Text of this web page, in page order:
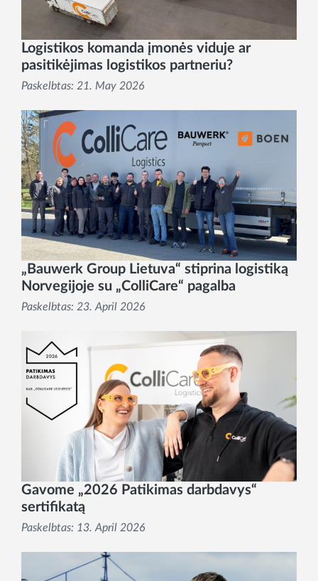
Logistikos komanda įmonės viduje ar
pasitikėjimas logistikos partneriu?
Paskelbtas: 21. May 2026
„Bauwerk Group Lietuva“ stiprina logistiką
Norvegijoje su „ColliCare“ pagalba
Paskelbtas: 23. April 2026
Gavome „2026 Patikimas darbdavys“
sertifikatą
Paskelbtas: 13. April 2026